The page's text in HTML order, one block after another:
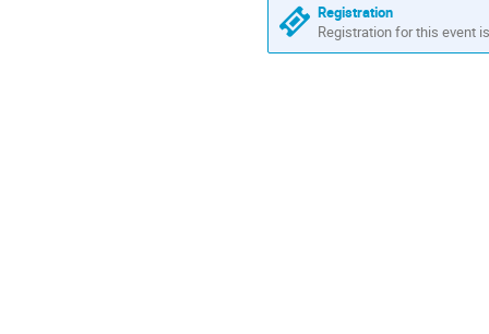
Registration
Registration for this event